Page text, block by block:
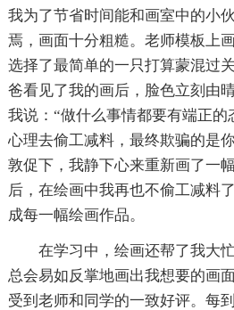
我为了节省时间能和画室中的小
焉，画面十分粗糙。老师模板上
选择了最简单的一只打算蒙混过
爸看见了我的画后，脸色立刻由
我说：“做什么事情都要有端正
心理去偷工减料，最终欺骗的是
敦促下，我静下心来重新画了一
后，在绘画中我再也不偷工减料
成每一幅绘画作品。
在学习中，绘画还帮了我大
总会易如反掌地画出我想要的画
受到老师和同学的一致好评。每